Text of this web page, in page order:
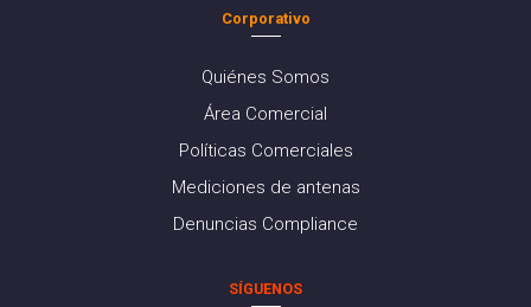
Corporativo
Quiénes Somos
Área Comercial
Políticas Comerciales
Mediciones de antenas
Denuncias Compliance
SÍGUENOS